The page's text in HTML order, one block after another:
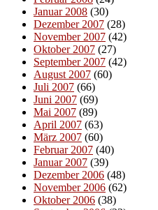
Januar 2008 (30)
Dezember 2007 (28)
November 2007 (42)
Oktober 2007 (27)
September 2007 (42)
August 2007 (60)
Juli 2007 (66)
Juni 2007 (69)
Mai 2007 (89)
April 2007 (63)
März 2007 (60)
Februar 2007 (40)
Januar 2007 (39)
Dezember 2006 (48)
November 2006 (62)
Oktober 2006 (38)